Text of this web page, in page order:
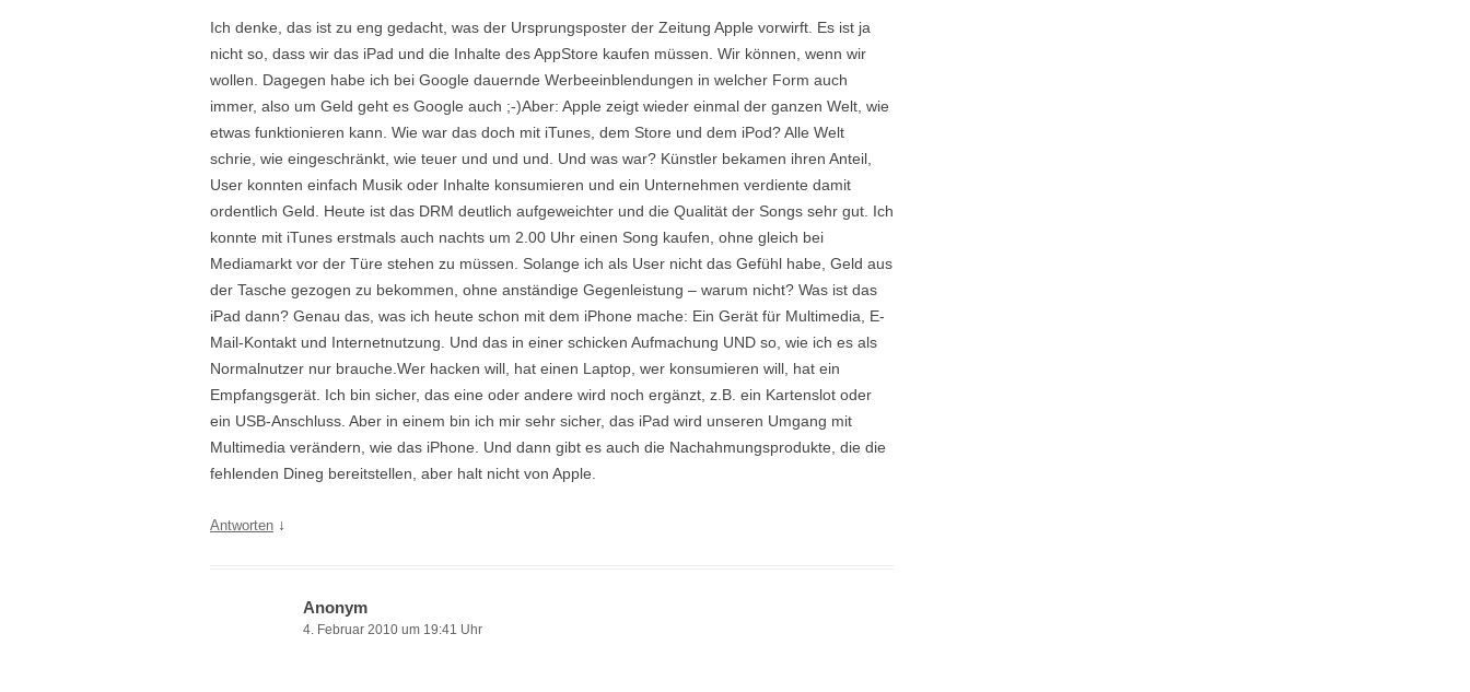
Ich denke, das ist zu eng gedacht, was der Ursprungsposter der Zeitung Apple vorwirft. Es ist ja
nicht so, dass wir das iPad und die Inhalte des AppStore kaufen müssen. Wir können, wenn wir
wollen. Dagegen habe ich bei Google dauernde Werbeeinblendungen in welcher Form auch
immer, also um Geld geht es Google auch ;-)Aber: Apple zeigt wieder einmal der ganzen Welt, wie
etwas funktionieren kann. Wie war das doch mit iTunes, dem Store und dem iPod? Alle Welt
schrie, wie eingeschränkt, wie teuer und und und. Und was war? Künstler bekamen ihren Anteil,
User konnten einfach Musik oder Inhalte konsumieren und ein Unternehmen verdiente damit
ordentlich Geld. Heute ist das DRM deutlich aufgeweichter und die Qualität der Songs sehr gut. Ich
konnte mit iTunes erstmals auch nachts um 2.00 Uhr einen Song kaufen, ohne gleich bei
Mediamarkt vor der Türe stehen zu müssen. Solange ich als User nicht das Gefühl habe, Geld aus
der Tasche gezogen zu bekommen, ohne anständige Gegenleistung – warum nicht? Was ist das
iPad dann? Genau das, was ich heute schon mit dem iPhone mache: Ein Gerät für Multimedia, E-
Mail-Kontakt und Internetnutzung. Und das in einer schicken Aufmachung UND so, wie ich es als
Normalnutzer nur brauche.Wer hacken will, hat einen Laptop, wer konsumieren will, hat ein
Empfangsgerät. Ich bin sicher, das eine oder andere wird noch ergänzt, z.B. ein Kartenslot oder
ein USB-Anschluss. Aber in einem bin ich mir sehr sicher, das iPad wird unseren Umgang mit
Multimedia verändern, wie das iPhone. Und dann gibt es auch die Nachahmungsprodukte, die die
fehlenden Dineg bereitstellen, aber halt nicht von Apple.
Antworten ↓
Anonym
4. Februar 2010 um 19:41 Uhr